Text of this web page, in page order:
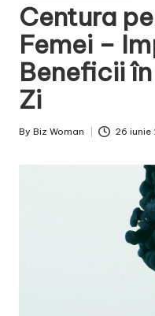
Centura
Femei –
Beneficii
Zi
Posted
By Biz Woman 26 iunie